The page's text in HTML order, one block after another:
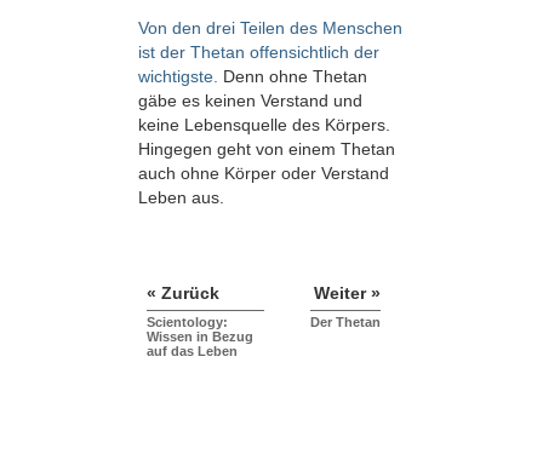
Von den drei Teilen des Menschen
ist der Thetan offensichtlich der
wichtigste. Denn ohne Thetan
gäbe es keinen Verstand und
keine Lebensquelle des Körpers.
Hingegen geht von einem Thetan
auch ohne Körper oder Verstand
Leben aus.
« Zurück
Scientology:
Wissen in Bezug
auf das Leben
Weiter »
Der Thetan